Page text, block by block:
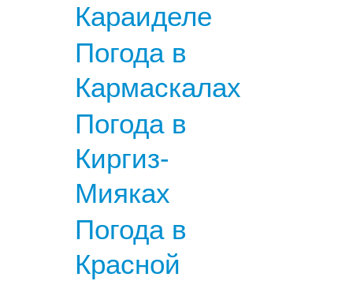
Караиделе
Погода в
Кармаскалах
Погода в
Киргиз-
Мияках
Погода в
Красной